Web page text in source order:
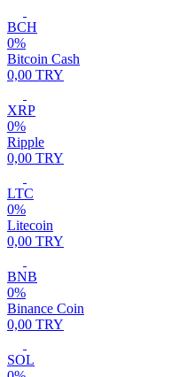
BCH
0%
Bitcoin Cash
0,00 TRY
XRP
0%
Ripple
0,00 TRY
LTC
0%
Litecoin
0,00 TRY
BNB
0%
Binance Coin
0,00 TRY
SOL